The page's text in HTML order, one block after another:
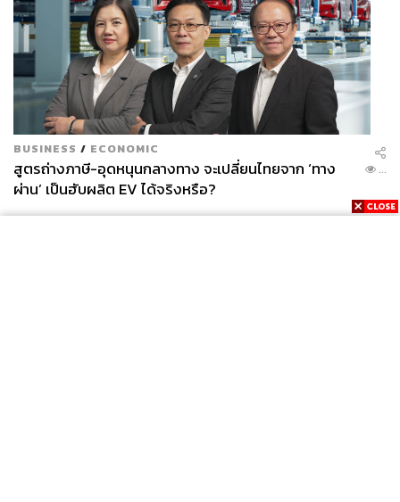
BUSINESS / ECONOMIC
สูตรถ่างภาษี-อุดหนุนกลางทาง จะเปลี่ยนไทยจาก ‘ทาง
ผ่าน’ เป็นฮับผลิต EV ได้จริงหรือ?
...